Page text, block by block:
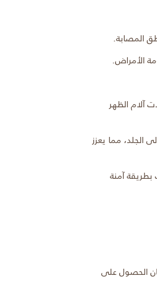
المصابة.
الأمراض.
آلام الظهر
مما يعزز
آمنة
الحصول على